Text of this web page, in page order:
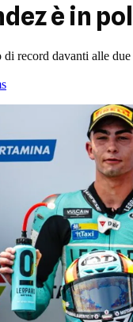
è in
record davanti alle